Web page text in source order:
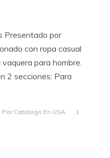
Presentado por
con ropa casual
para hombre.
2 secciones: Para
Por Catalogo En USA
1